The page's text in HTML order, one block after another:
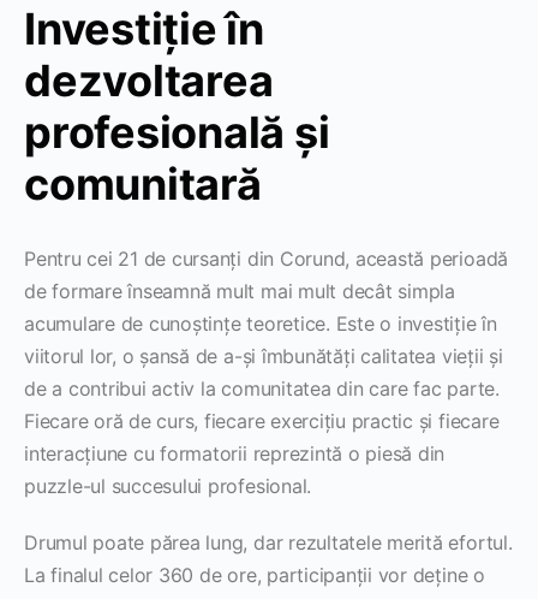
Investiție în
dezvoltarea
profesională și
comunitară
Pentru cei 21 de cursanți din Corund, această perioadă
de formare înseamnă mult mai mult decât simpla
acumulare de cunoștințe teoretice. Este o investiție în
viitorul lor, o șansă de a-și îmbunătăți calitatea vieții și
de a contribui activ la comunitatea din care fac parte.
Fiecare oră de curs, fiecare exercițiu practic și fiecare
interacțiune cu formatorii reprezintă o piesă din
puzzle-ul succesului profesional.
Drumul poate părea lung, dar rezultatele merită efortul.
La finalul celor 360 de ore, participanții vor deține o